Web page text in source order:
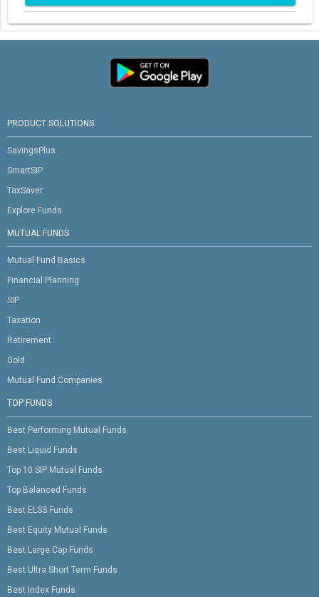
PRODUCT SOLUTIONS
SavingsPlus
SmartSIP
TaxSaver
Explore Funds
MUTUAL FUNDS
Mutual Fund Basics
Financial Planning
SIP
Taxation
Retirement
Gold
Mutual Fund Companies
TOP FUNDS
Best Performing Mutual Funds
Best Liquid Funds
Top 10 SIP Mutual Funds
Top Balanced Funds
Best ELSS Funds
Best Equity Mutual Funds
Best Large Cap Funds
Best Ultra Short Term Funds
Best Index Funds